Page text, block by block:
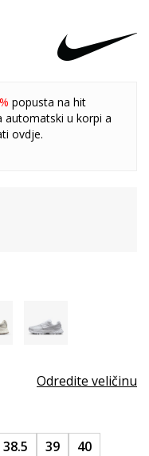
popusta na hit
automatski u korpi a
ovdje.
Odredite veličinu
38.5 39
40